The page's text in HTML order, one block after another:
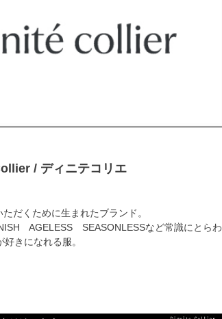
/ ディニテコリエ
だくために生まれたブランド。
AGELESS SEASONLESSなど常識にとらわ
きになれる服。